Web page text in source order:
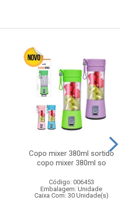
Copo mixer 380ml sortido
copo mixer 380ml so
Código: 006453
Embalagem: Unidade
Caixa Com: 30 Unidade(s)